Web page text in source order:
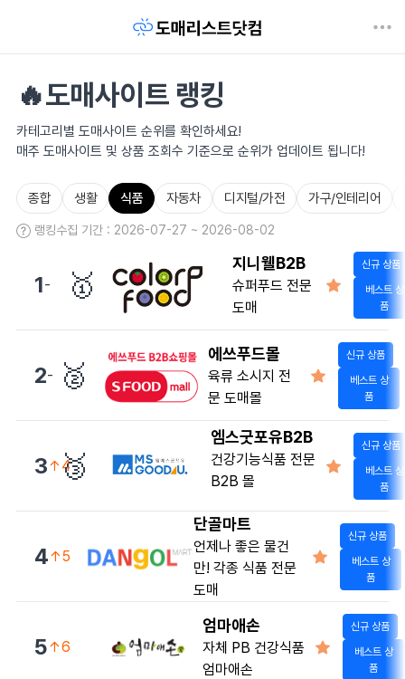
🔥도매사이트 랭킹
카테고리별 도매사이트 순위를 확인하세요!
매주 도매사이트 및 상품 조회수 기준으로 순위가 업데이트 됩니다!
종합 생활 식품 자동차 디지털/가전 가구/인테리어
랭킹수집 기간 : 2026-07-27 ~ 2026-08-02
1- 🥇
지니웰B2B
슈퍼푸드 전문
도매
신규 상품
베스트 상
품
2- 🥈
에쓰푸드몰
육류 소시지 전
문 도매몰
신규 상품
베스트 상
품
3↑4🥉
엠스굿포유B2B
건강기능식품 전문
B2B 몰
신규 상품
베스트 상
품
4↑5
단골마트
언제나 좋은 물건
만! 각종 식품 전문
도매
신규 상품
베스트 상
품
5↑6
엄마애손
자체 PB 건강식품
엄마애손
신규 상품
베스트 상
품